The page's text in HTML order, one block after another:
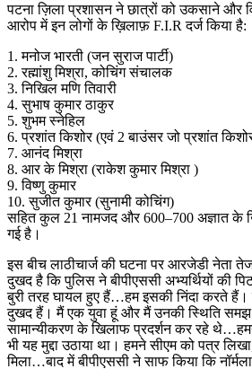
पटना ज़िला प्रशासन ने छात्रों को उकसाने और
आरोप में इन लोगों के ख़िलाफ़ F.I.R दर्ज किया है:
1. मनोज भारती (जन सुराज पार्टी)
2. रह्मांशु मिश्रा, कोचिंग संचालक
3. निखिल मणि तिवारी
4. ⁠सुभाष कुमार ठाकुर
5. ⁠शुभम स्नेहिल
6. ⁠प्रशांत किशोर (एवं 2 बाउंसर जो प्रशांत
7. ⁠आनंद मिश्रा
8. ⁠आर के मिश्रा (राकेश कुमार मिश्रा )
9. ⁠विष्णु कुमार
10. ⁠सुजीत कुमार (सुनामी कोचिंग)
सहित कुल 21 नामजद और 600–700 अज्ञात के
गई है।
इस बीच लाठीचार्ज की घटना पर आरजेडी नेता
दुखद है कि पुलिस ने बीपीएससी अभ्यर्थियों की
बुरी तरह घायल हुए हैं…हम इसकी निंदा करते
दुखद हैं। मैं एक युवा हूं और मैं उनकी स्थिति
सामान्यीकरण के खिलाफ प्रदर्शन कर रहे
भी यह मुद्दा उठाया था। हमने सीएम को पत्र
मिला…बाद में बीपीएससी ने साफ किया कि